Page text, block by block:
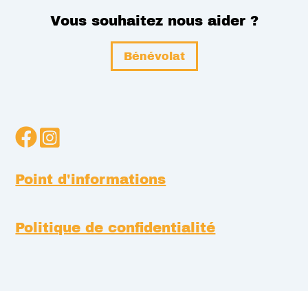
Vous souhaitez nous aider ?
Bénévolat
Point d'informations
Politique de confidentialité